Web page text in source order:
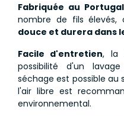
Fabriquée au Portugal
nombre de fils élevés,
douce et durera dans
Facile d'entretien, la
possibilité d'un
séchage est possible au
l'air libre est
environnemental.